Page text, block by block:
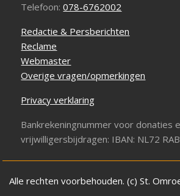
Telefoon:078-6762002
Redactie & Persberichten
Reclame
Webmaster
Overige vragen/opmerkingen
Privacy verklaring
Bankrekeningnummer voor donaties
vrijwilligersbijdragen: IBAN: NL72
Alle rechten voorbehouden. (c) St.